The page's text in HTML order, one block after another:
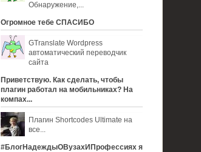
Обнаружение,...
Огромное тебе СПАСИБО
GTranslate Wordpress
автоматический переводчик
сайта
Приветствую. Как сделать, чтобы
плагин работал на мобильниках? На
компах...
Плагин Shortcodes Ultimate на
все...
#БлогНадеждыОВузахИПрофессиях я